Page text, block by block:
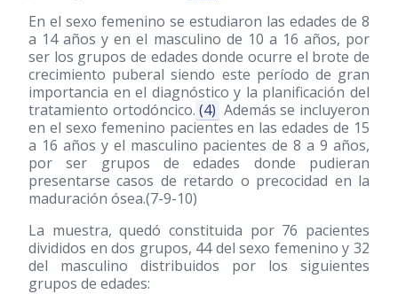
En el sexo femenino se estudiaron las edades de 8
a 14 años y en el masculino de 10 a 16 años, por
ser los grupos de edades donde ocurre el brote de
crecimiento puberal siendo este período de gran
importancia en el diagnóstico y la planificación del
tratamiento ortodóncico. (4) Además se incluyeron
en el sexo femenino pacientes en las edades de 15
a 16 años y el masculino pacientes de 8 a 9 años,
por ser grupos de edades donde pudieran
presentarse casos de retardo o precocidad en la
maduración ósea.(7-9-10)
La muestra, quedó constituida por 76 pacientes
divididos en dos grupos, 44 del sexo femenino y 32
del masculino distribuidos por los siguientes
grupos de edades: